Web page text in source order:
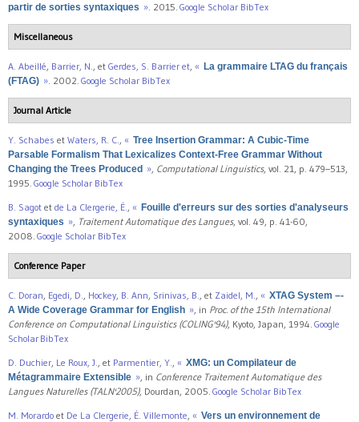
partir de sorties syntaxiques ». 2015. Google Scholar BibTex
Miscellaneous
A. Abeillé, Barrier, N., et Gerdes, S. Barrier et, « La grammaire LTAG du français
(FTAG) ». 2002. Google Scholar BibTex
Journal Article
Y. Schabes et Waters, R. C., « Tree Insertion Grammar: A Cubic-Time
Parsable Formalism That Lexicalizes Context-Free Grammar Without
Changing the Trees Produced », Computational Linguistics, vol. 21, p. 479–513,
1995. Google Scholar BibTex
B. Sagot et de La Clergerie, É., « Fouille d'erreurs sur des sorties d'analyseurs
syntaxiques », Traitement Automatique des Langues, vol. 49, p. 41-60,
2008. Google Scholar BibTex
Conference Paper
C. Doran, Egedi, D., Hockey, B. Ann, Srinivas, B., et Zaidel, M., « XTAG System –-
A Wide Coverage Grammar for English », in Proc. of the 15th International
Conference on Computational Linguistics (COLING'94), Kyoto, Japan, 1994. Google
Scholar BibTex
D. Duchier, Le Roux, J., et Parmentier, Y., « XMG: un Compilateur de
Métagrammaire Extensible », in Conference Traitement Automatique des
Langues Naturelles (TALN'2005), Dourdan, 2005. Google Scholar BibTex
M. Morardo et De La Clergerie, É. Villemonte, « Vers un environnement de